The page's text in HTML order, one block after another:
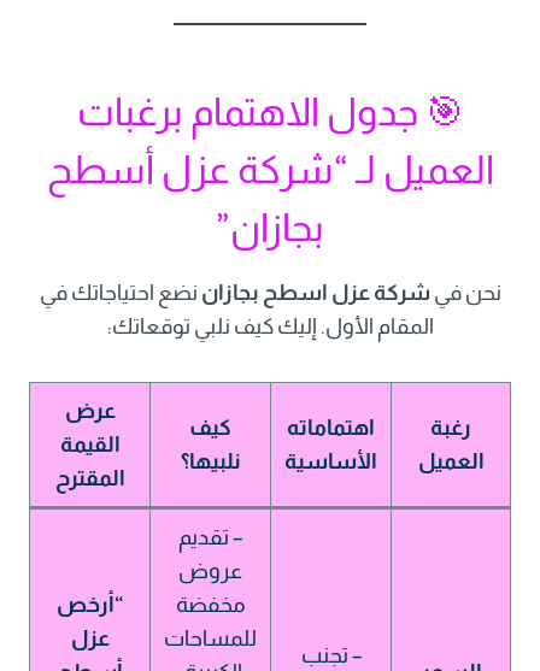
🎯 جدول الاهتمام برغبات
العميل لـ “شركة عزل أسطح
بجازان”
نحن في شركة عزل اسطح بجازان نضع احتياجاتك في
المقام الأول. إليك كيف نلبي توقعاتك:
رغبة
العميل
اهتماماته
الأساسية
كيف
نلبيها؟
عرض
القيمة
المقترح
– تجنب
– تقديم
عروض
مخفضة
للمساحات
“أرخص
عزل